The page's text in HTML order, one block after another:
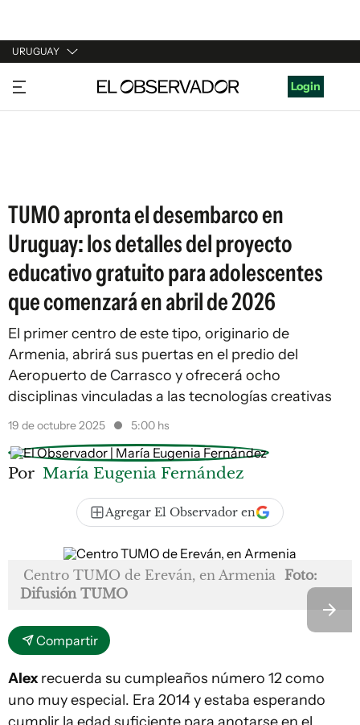
URUGUAY
URUGUAY
ARGENTINA
Login
TUMO apronta el desembarco en
Uruguay: los detalles del proyecto
educativo gratuito para adolescentes
que comenzará en abril de 2026
El primer centro de este tipo, originario de
Armenia, abrirá sus puertas en el predio del
Aeropuerto de Carrasco y ofrecerá ocho
disciplinas vinculadas a las tecnologías creativas
19 de octubre 2025 5:00 hs
Por María Eugenia Fernández
Agregar El Observador en
Centro TUMO de Ereván, en Armenia Foto:
Difusión TUMO
Compartir
Alexrecuerda su cumpleaños número 12 como
uno muy especial. Era 2014 y estaba esperando